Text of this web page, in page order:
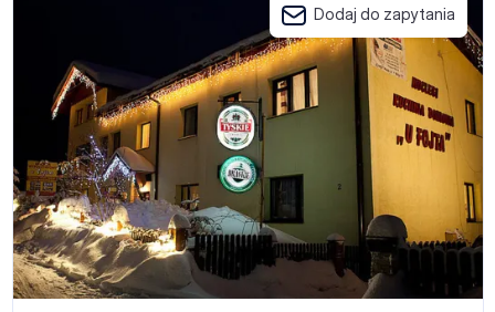
Dodaj do zapytania